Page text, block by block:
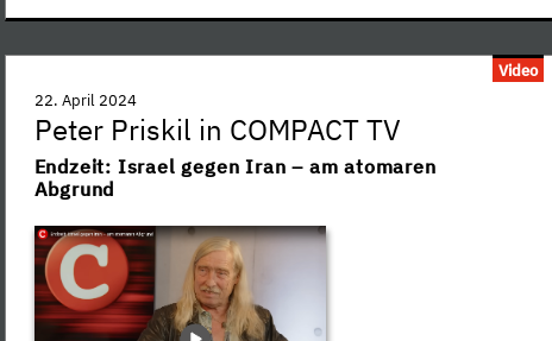
Video
22. April 2024
Peter Priskil in COMPACT TV
Endzeit: Israel gegen Iran – am atomaren
Abgrund